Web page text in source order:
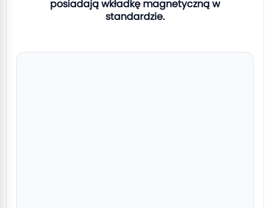
posiadają wkładkę magnetyczną w
standardzie.